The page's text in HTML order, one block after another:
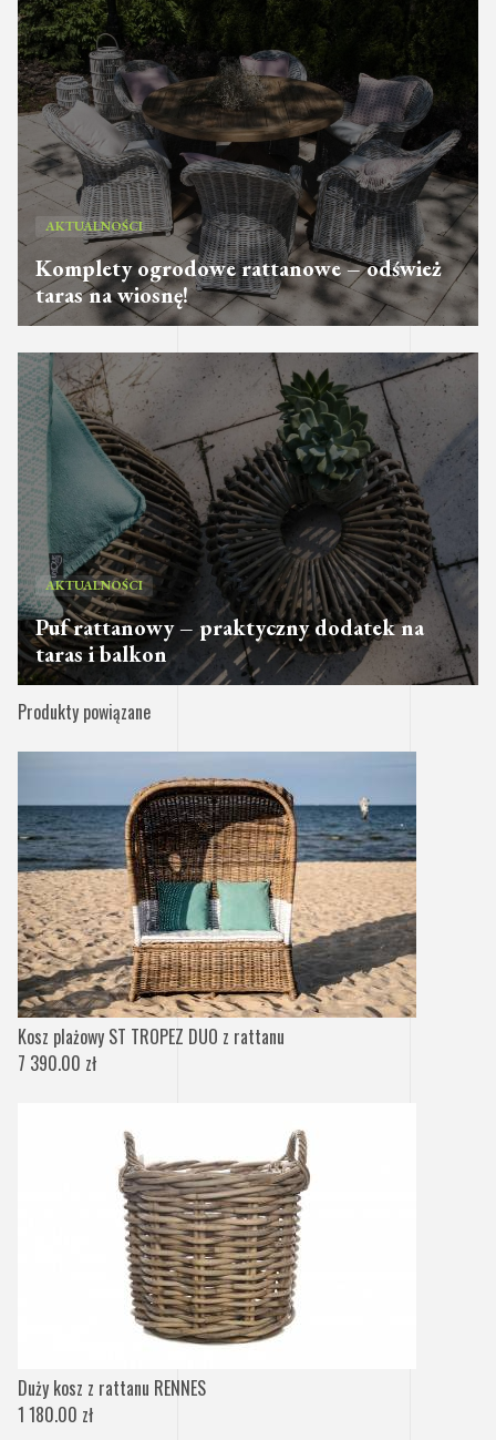
AKTUALNOŚCI
Komplety ogrodowe rattanowe – odśwież
taras na wiosnę!
AKTUALNOŚCI
Puf rattanowy – praktyczny dodatek na
taras i balkon
Produkty powiązane
Kosz plażowy ST TROPEZ DUO z rattanu
7 390.00 zł
Duży kosz z rattanu RENNES
1 180.00 zł